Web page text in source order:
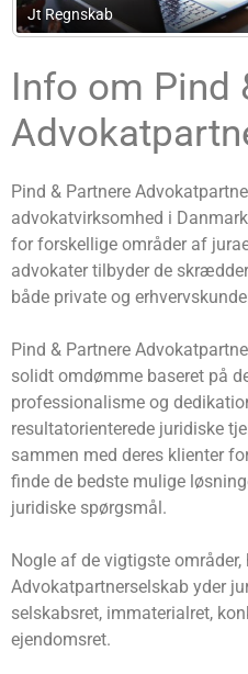
Info om Pind
Pind & Partnere
advokatvirksomhed i
for forskellige områder af
advokater tilbyder de
både private og
Pind & Partnere
solidt omdømme baseret på
professionalisme og
resultatorienterede juridiske
sammen med deres klienter
finde de bedste mulige
juridiske spørgsmål.
Nogle af de vigtigste
Advokatpartnerselskab yder
selskabsret, immaterialret,
ejendomsret.